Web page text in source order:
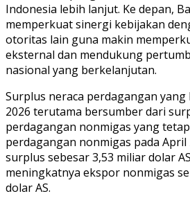
Indonesia lebih lanjut. Ke depan,
memperkuat sinergi kebijakan
otoritas lain guna makin
eksternal dan mendukung
nasional yang berkelanjutan.
Surplus neraca perdagangan
2026 terutama bersumber dari
perdagangan nonmigas yang
perdagangan nonmigas pada April
surplus sebesar 3,53 miliar dolar
meningkatnya ekspor nonmigas
dolar AS.